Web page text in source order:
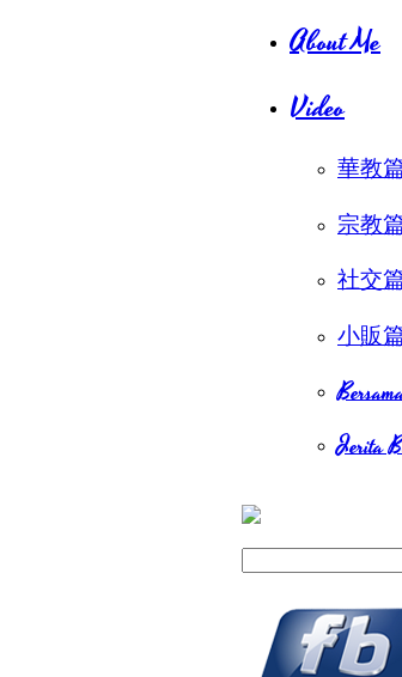
About Me
Video
華教
宗教
社交
小販
Jerita